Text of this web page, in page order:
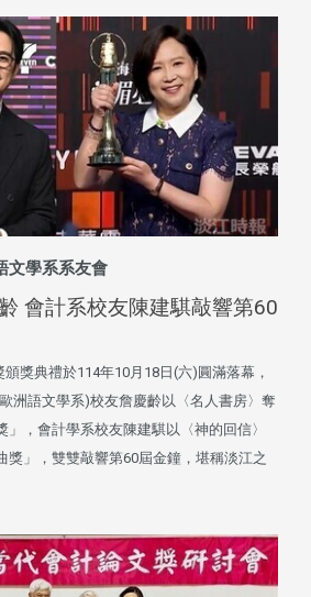
文學系系友會
會計系校友陳建騏敲響第60
獎典禮於114年10月18日(六)圓滿落幕，
洲語文學系)校友詹慶齡以〈名人書房〉奪
」，會計學系校友陳建騏以〈神的回信〉
獎」，雙雙敲響第60屆金鐘，堪稱淡江之